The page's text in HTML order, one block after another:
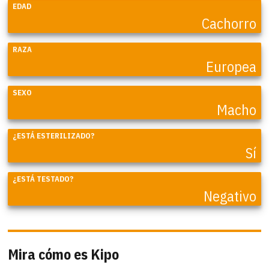
EDAD
Cachorro
RAZA
Europea
SEXO
Macho
¿ESTÁ ESTERILIZADO?
Sí
¿ESTÁ TESTADO?
Negativo
Mira cómo es Kipo